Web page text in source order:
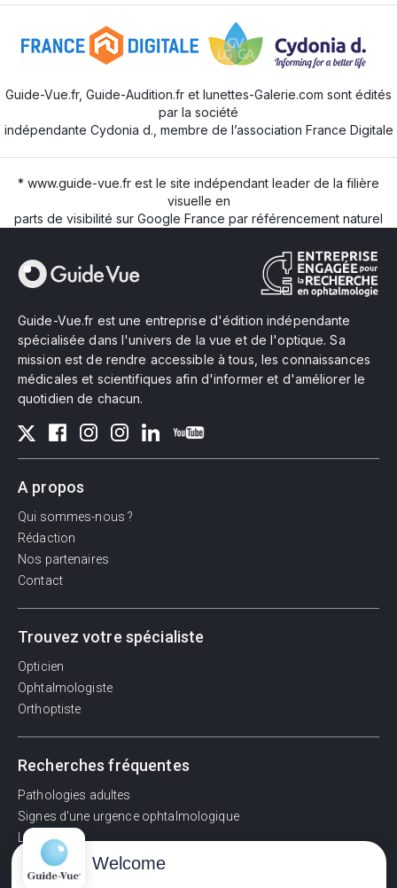
Guide-Vue.fr, Guide-Audition.fr et lunettes-Galerie.com sont édités
par la société
indépendante Cydonia d., membre de l’association France Digitale
* www.guide-vue.fr est le site indépendant leader de la filière
visuelle en
parts de visibilité sur Google France par référencement naturel
Guide-Vue.fr est une entreprise d'édition indépendante
spécialisée dans l'univers de la vue et de l'optique. Sa
mission est de rendre accessible à tous, les connaissances
médicales et scientifiques afin d'informer et d'améliorer le
quotidien de chacun.
A propos
Qui sommes-nous ?
Rédaction
Nos partenaires
Contact
Trouvez votre spécialiste
Opticien
Ophtalmologiste
Orthoptiste
Recherches fréquentes
Pathologies adultes
Signes d'une urgence ophtalmologique
La vision
Acuité visuelle
Myosis / mydriase
Welcome